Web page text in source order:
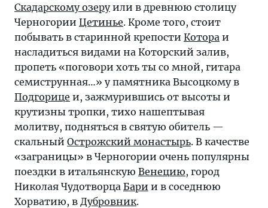
Скадарскому озеруили в древнюю столицу
Черногории Цетинье. Кроме того, стоит
побывать в старинной крепости Котора и
насладиться видами на Которский залив,
пропеть «поговори хоть ты со мной, гитара
семиструнная…» у памятника Высоцкому в
Подгорице и, зажмурившись от высоты и
крутизны тропки, тихо нашептывая
молитву, подняться в святую обитель —
скальный Острожский монастырь. В качестве
«заграницы» в Черногории очень популярны
поездки в итальянскую Венецию, город
Николая Чудотворца Бари и в соседнюю
Хорватию, в Дубровник.